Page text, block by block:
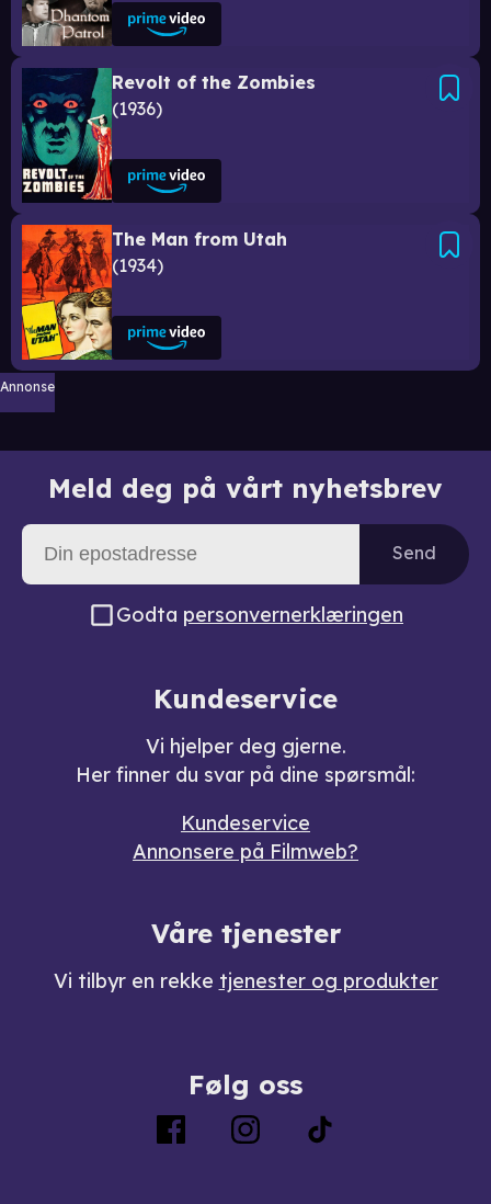
Revolt of the Zombies
1936
The Man from Utah
1934
Annonse
Meld deg på vårt nyhetsbrev
Send
Godta personvernerklæringen
Kundeservice
Vi hjelper deg gjerne.
Her finner du svar på dine spørsmål:
Kundeservice
Annonsere på Filmweb?
Våre tjenester
Vi tilbyr en rekke tjenester og produkter
Følg oss